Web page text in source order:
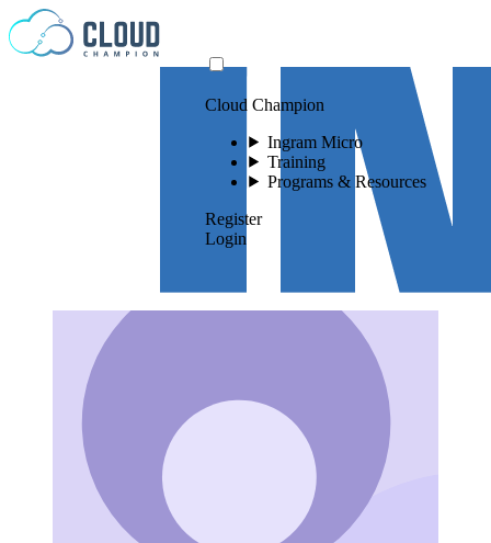
Skip to content
Cloud Champion
Ingram Micro
Training
Programs & Resources
Register
Login